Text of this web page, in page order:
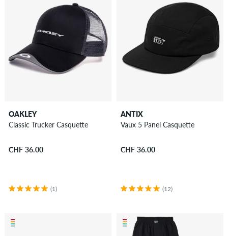
OAKLEY
Classic Trucker Casquette
CHF 36.00
(1)
ANTIX
Vaux 5 Panel Casquette
CHF 36.00
(12)